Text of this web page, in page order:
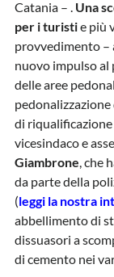
Catania – . Una
per i turistie più
provvedimento –
nuovo impulso al
delle aree
di
vicesindaco e
Giambrone, che
da parte della
(leggi la nostra
abbellimento di
dissuasori a
di cemento nei